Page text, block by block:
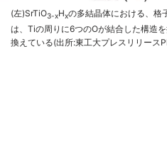
(左)SrTiO3-xHxの多結晶体における、格
は、Tiの周りに6つのOが結合した構造
換えている(出所:東工大プレスリリース